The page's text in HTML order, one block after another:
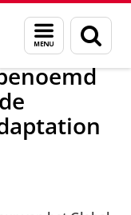
Menu
en
zoeken